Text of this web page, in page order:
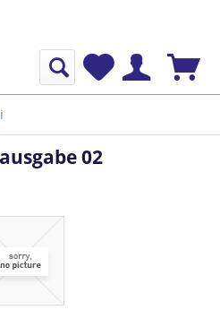
02